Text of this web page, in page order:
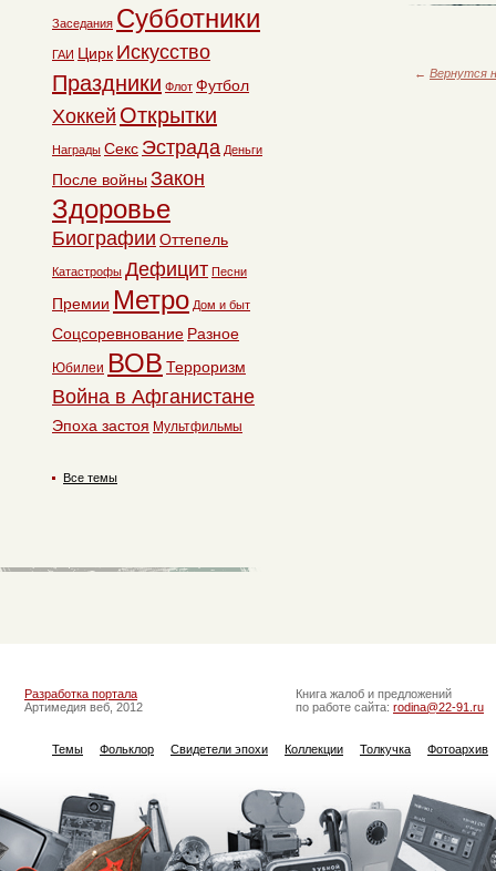
← Вернутся
Заседания Субботники
ГАИ Цирк Искусство
Праздники Флот Футбол
Хоккей Открытки
Награды Секс Эстрада Деньги
После войны Закон
Здоровье
Биографии Оттепель
Катастрофы Дефицит Песни
Премии Метро Дом и быт
Соцсоревнование Разное
Юбилеи ВОВ Терроризм
Война в Афганистане
Эпоха застоя Мультфильмы
Все темы
Разработка портала
Артимедия веб, 2012
Книга жалоб и предложений
по работе сайта: rodina@22-91.ru
Темы Фольклор Свидетели эпохи Коллекции Толкучка Фотоархив